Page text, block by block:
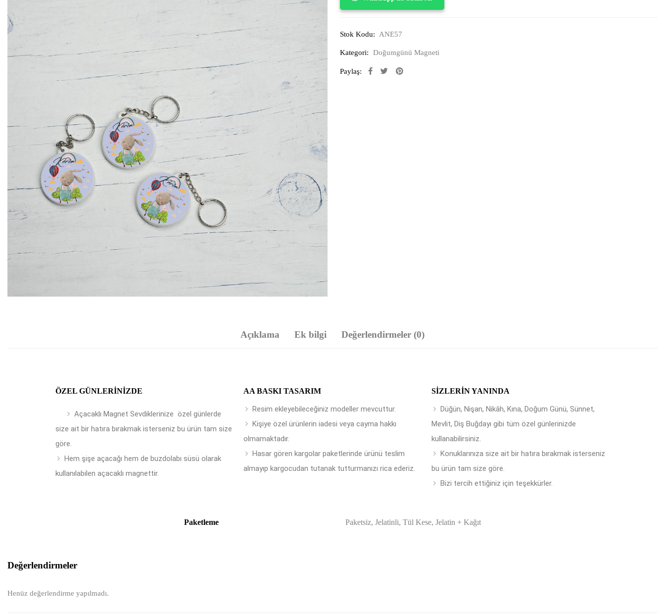
Stok Kodu: ANE57
Kategori: Doğumgünü Magneti
Paylaş:
Açıklama Ek bilgi Değerlendirmeler (0)
ÖZEL GÜNLERINIZDE
Açacaklı Magnet Sevdiklerinize özel günlerde
size ait bir hatıra bırakmak isterseniz bu ürün tam size
göre.
Hem şişe açacağı hem de buzdolabı süsü olarak
kullanılabilen açacaklı magnettir.
AA BASKI TASARIM
Resim ekleyebileceğiniz modeller mevcuttur.
Kişiye özel ürünlerin iadesi veya cayma hakkı
olmamaktadır.
Hasar gören kargolar paketlerinde ürünü teslim
almayıp kargocudan tutanak tutturmanızı rica ederiz.
SIZLERIN YANINDA
Düğün, Nişan, Nikâh, Kına, Doğum Günü, Sünnet,
Mevlit, Diş Buğdayı gibi tüm özel günlerinizde
kullanabilirsiniz.
Konuklarınıza size ait bir hatıra bırakmak isterseniz
bu ürün tam size göre.
Bizi tercih ettiğiniz için teşekkürler.
Paketleme Paketsiz, Jelatinli, Tül Kese, Jelatin + Kağıt
Değerlendirmeler
Henüz değerlendirme yapılmadı.